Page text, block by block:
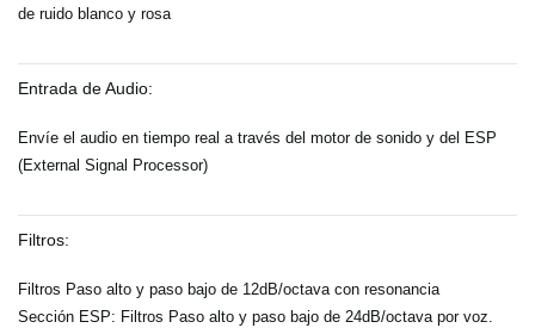
de ruido blanco y rosa
Entrada de Audio:
Envíe el audio en tiempo real a través del motor de sonido y del ESP
(External Signal Processor)
Filtros:
Filtros Paso alto y paso bajo de 12dB/octava con resonancia
Sección ESP: Filtros Paso alto y paso bajo de 24dB/octava por voz.